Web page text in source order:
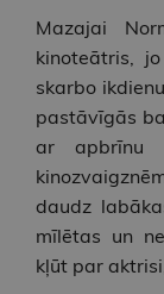
Mazajai
kinoteātris,
skarbo
pastāvīgās
ar apbrīnu
daudz
mīlētas un
kļūt par